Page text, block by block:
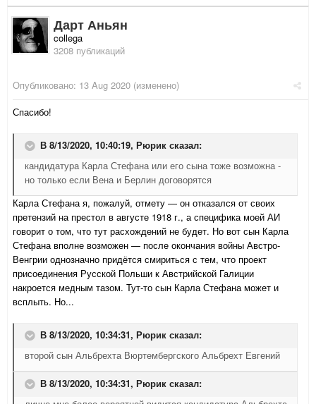
Дарт Аньян
collega
3208 публикаций
Опубликовано: 13 Aug 2020 (изменено)
Спасибо!
В 8/13/2020, 10:40:19, Рюрик сказал:
кандидатура Карла Стефана или его сына тоже возможна -
но только если Вена и Берлин договорятся
Карла Стефана я, пожалуй, отмету — он отказался от своих
претензий на престол в августе 1918 г., а специфика моей АИ
говорит о том, что тут расхождений не будет. Но вот сын Карла
Стефана вполне возможен — после окончания войны Австро-
Венгрии однозначно придётся смириться с тем, что проект
присоединения Русской Польши к Австрийской Галиции
накроется медным тазом. Тут-то сын Карла Стефана может и
всплыть. Но...
В 8/13/2020, 10:34:31, Рюрик сказал:
второй сын Альбрехта Вюртембергского Альбрехт Евгений
В 8/13/2020, 10:34:31, Рюрик сказал: